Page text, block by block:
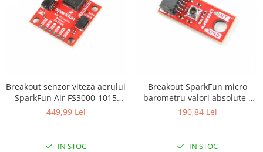
Breakout senzor viteza aerului
SparkFun Air FS3000-1015
(Qwiic)
449,99 Lei
IN STOC
Breakout SparkFun micro
barometru valori absolute -
LPS28DFW (Qwiic)
190,84 Lei
IN STOC